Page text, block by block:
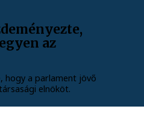
az
hogy a parlament jövő
elnököt.